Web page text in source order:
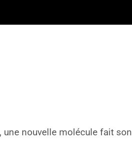
une nouvelle molécule fait son